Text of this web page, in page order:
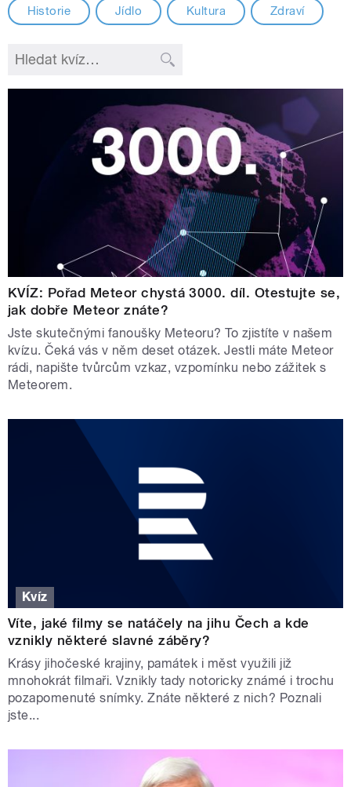
Historie Jídlo Kultura Zdraví
KVÍZ: Pořad Meteor chystá 3000. díl. Otestujte se,
jak dobře Meteor znáte?
Jste skutečnými fanoušky Meteoru? To zjistíte v našem
kvízu. Čeká vás v něm deset otázek. Jestli máte Meteor
rádi, napište tvůrcům vzkaz, vzpomínku nebo zážitek s
Meteorem.
Kvíz
Víte, jaké filmy se natáčely na jihu Čech a kde
vznikly některé slavné záběry?
Krásy jihočeské krajiny, památek i měst využili již
mnohokrát filmaři. Vznikly tady notoricky známé i trochu
pozapomenuté snímky. Znáte některé z nich? Poznali
jste...